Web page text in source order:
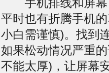
手机排线和屏幕
平时也有折腾手机
小白需谨慎)。找到
如果松动情况严重
不能太厚)，让屏幕